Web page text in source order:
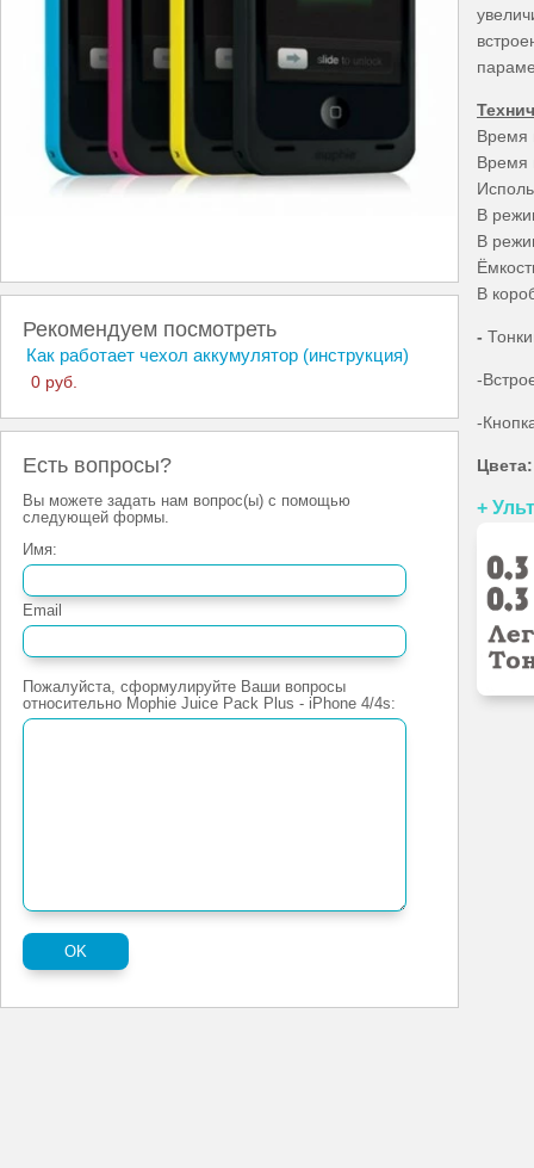
Рекомендуем посмотреть
Как работает чехол аккумулятор (инструкция)
0 руб.
Есть вопросы?
Вы можете задать нам вопрос(ы) с помощью
следующей формы.
Имя:
Email
Пожалуйста, сформулируйте Ваши вопросы
относительно Mophie Juice Pack Plus - iPhone 4/4s:
Время
Время
В
В
В
-
-
-
Цвета:
+